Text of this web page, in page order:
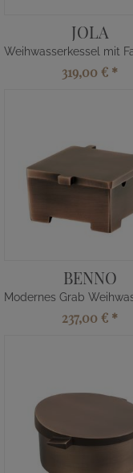
JOLA
319,00 € *
BENNO
237,00 € *